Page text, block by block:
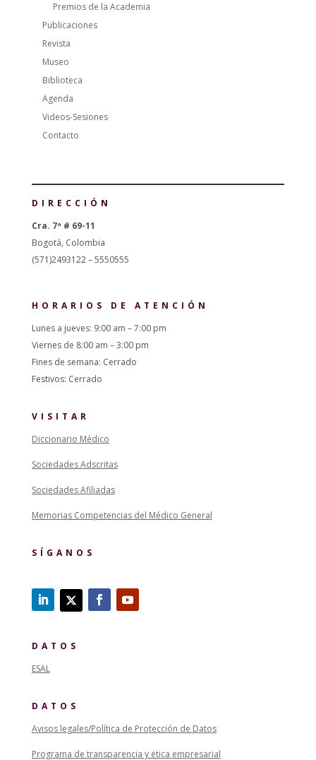
Premios de la Academia
Publicaciones
Revista
Museo
Biblioteca
Agenda
Videos-Sesiones
Contacto
DIRECCIÓN
Cra. 7ª # 69-11
Bogotá, Colombia
(571)2493122 – 5550555
HORARIOS DE ATENCIÓN
Lunes a jueves: 9:00 am – 7:00 pm
Viernes de 8:00 am – 3:00 pm
Fines de semana: Cerrado
Festivos: Cerrado
VISITAR
Diccionario Médico
Sociedades Adscritas
Sociedades Afiliadas
Memorias Competencias del Médico General
SÍGANOS
DATOS
ESAL
DATOS
Avisos legales/Política de Protección de Datos
Programa de transparencia y ética empresarial